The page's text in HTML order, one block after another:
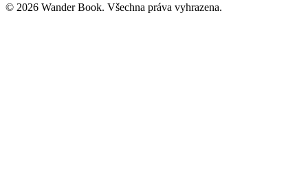
© 2026 Wander Book. Všechna práva vyhrazena.